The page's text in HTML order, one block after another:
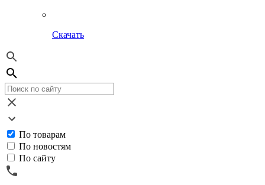
Скачать
По товарам
По новостям
По сайту